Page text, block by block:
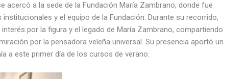
acercó a la sede de la Fundación María Zambrano, donde fue
y el equipo de la Fundación. Durante su recorrido,
por la figura y el legado de María Zambrano, compartiendo
por la pensadora veleña universal. Su presencia aportó un
a este primer día de los cursos de verano.